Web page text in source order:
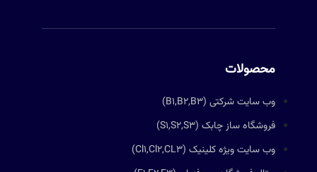
محصولات
وب سایت شرکتی (B1,B2,B3)
فروشگاه ساز چابک (S1,S2,S3)
وب سایت ویژه کلینیک (Cl1,Cl2,CL3)